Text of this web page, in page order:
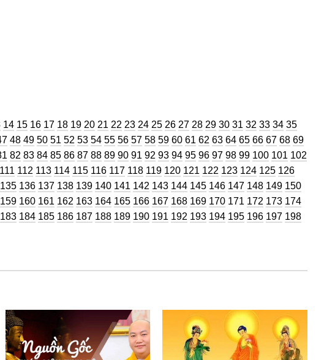
Trang
14 Trang
15 Trang
16 Trang
17 Trang
18 Trang
19 Trang
20 Trang
21 Trang
22 Trang
23 Trang
24 Trang
25 Trang
26 Trang
27 Trang
28 Trang
29 Trang
30 Trang
31 Trang
32 Trang
33 Trang
34 Trang
35Trang
Trang
48 Trang
49 Trang
50 Trang
51 Trang
52 Trang
53 Trang
54 Trang
55 Trang
56 Trang
57 Trang
58 Trang
59 Trang
60 Trang
61 Trang
62 Trang
63 Trang
64 Trang
65 Trang
66 Trang
67 Trang
68 Trang
69Trang
Trang
82 Trang
83 Trang
84 Trang
85 Trang
86 Trang
87 Trang
88 Trang
89 Trang
90 Trang
91 Trang
92 Trang
93 Trang
94 Trang
95 Trang
96 Trang
97 Trang
98 Trang
99 Trang
100 Trang
101 Trang
102
Trang
111 Trang
112 Trang
113 Trang
114 Trang
115 Trang
116 Trang
117 Trang
118 Trang
119 Trang
120 Trang
121 Trang
122 Trang
123 Trang
124 Trang
125 Trang
126Trang
Trang
135 Trang
136 Trang
137 Trang
138 Trang
139 Trang
140 Trang
141 Trang
142 Trang
143 Trang
144 Trang
145 Trang
146 Trang
147 Trang
148 Trang
149 Trang
150Trang
Trang
159 Trang
160 Trang
161 Trang
162 Trang
163 Trang
164 Trang
165 Trang
166 Trang
167 Trang
168 Trang
169 Trang
170 Trang
171 Trang
172 Trang
173 Trang
174Trang
Trang
183 Trang
184 Trang
185 Trang
186 Trang
187 Trang
188 Trang
189 Trang
190 Trang
191 Trang
192 Trang
193 Trang
194 Trang
195 Trang
196 Trang
197 Trang
198Trang